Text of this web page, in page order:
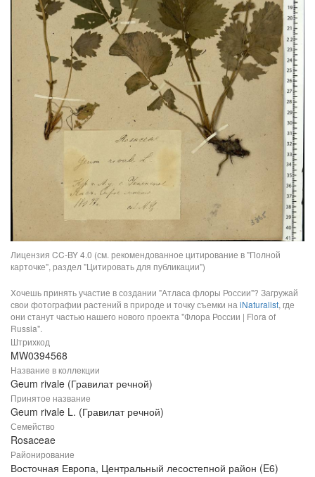
Лицензия CC-BY 4.0 (см. рекомендованное цитирование в "Полной
карточке", раздел "Цитировать для публикации")
Хочешь принять участие в создании "Атласа флоры России"? Загружай
свои фотографии растений в природе и точку съемки на iNaturalist, где
они станут частью нашего нового проекта "Флора России | Flora of
Russia".
Штрихкод
MW0394568
Название в коллекции
Geum rivale (Гравилат речной)
Принятое название
Geum rivale L. (Гравилат речной)
Семейство
Rosaceae
Районирование
Восточная Европа, Центральный лесостепной район (E6)